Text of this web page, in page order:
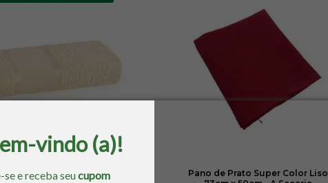
vindo (a)!
e receba seucupom
de Lavabo Melina II para
Pano de Prato Super Color Liso